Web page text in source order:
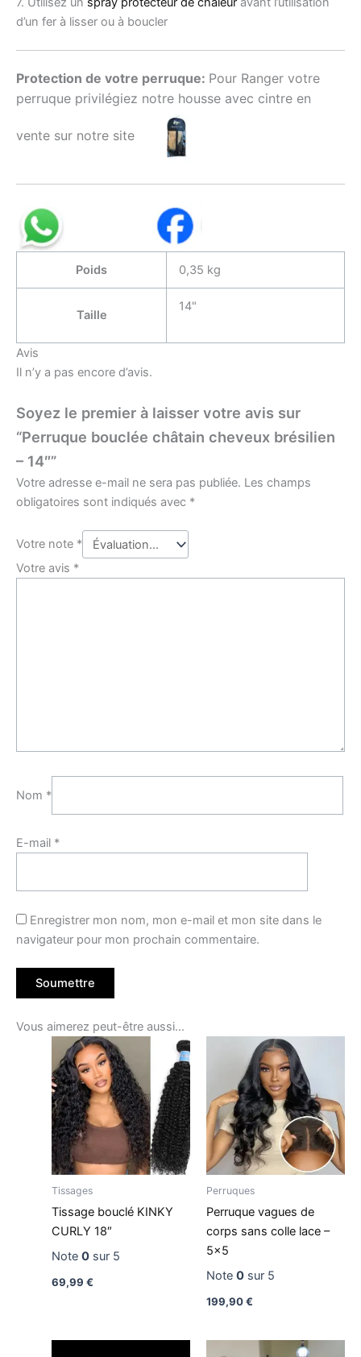
d’un fer à lisser ou à boucler
Protection de votre perruque: Pour Ranger votre
perruque privilégiez notre housse avec cintre en
vente sur notre site
Poids 0,35 kg
Taille
14"
Avis
Il n’y a pas encore d’avis.
Soyez le premier à laisser votre avis sur
“Perruque bouclée châtain cheveux brésilien
– 14″”
Votre adresse e-mail ne sera pas publiée. Les champs
obligatoires sont indiqués avec *
Votre note *
Votre avis *
Nom *
E-mail *
Enregistrer mon nom, mon e-mail et mon site dans le
navigateur pour mon prochain commentaire.
Vous aimerez peut-être aussi…
Tissages
Tissage bouclé KINKY
CURLY 18″
Note 0sur 5
69,99 €
Perruques
Perruque vagues de
corps sans colle lace –
5×5
Note 0sur 5
199,90€